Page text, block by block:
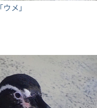
「ウメ」